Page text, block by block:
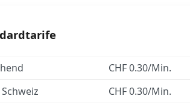
CHF 0.30/Min.
CHF 0.30/Min.